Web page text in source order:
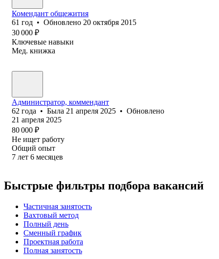
Комендант общежития
61 год • Обновлено 20 октября 2015
30 000 ₽
Ключевые навыки
Мед. книжка
Администратор, коммендант
62 года • Была 21 апреля 2025 • Обновлено
21 апреля 2025
80 000 ₽
Не ищет работу
Общий опыт
7 лет 6 месяцев
Быстрые фильтры подбора вакансий
Частичная занятость
Вахтовый метод
Полный день
Сменный график
Проектная работа
Полная занятость